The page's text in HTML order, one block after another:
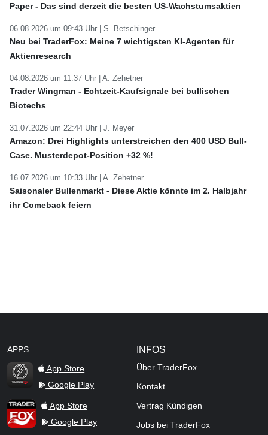
Paper - Das sind derzeit die besten US-Wachstumsaktien
06.08.2026 um 09:43 Uhr | S. Betschinger
Neu bei TraderFox: Meine 7 wichtigsten KI-Agenten für
Aktienresearch
04.08.2026 um 11:37 Uhr | A. Zehetner
Trader Wingman - Echtzeit-Kaufsignale bei bullischen
Biotechs
31.07.2026 um 22:44 Uhr | J. Meyer
Amazon: Drei Highlights unterstreichen den 400 USD Bull-
Case. Musterdepot-Position +32 %!
16.07.2026 um 10:33 Uhr | A. Zehetner
Saisonaler Bullenmarkt - Diese Aktie könnte im 2. Halbjahr
ihr Comeback feiern
APPS
TraderFox Flash
App Store
Google Play
TraderFox AppApp Store
Google Play
INFOS
Über TraderFox
Kontakt
Vertrag Kündigen
Jobs bei TraderFox